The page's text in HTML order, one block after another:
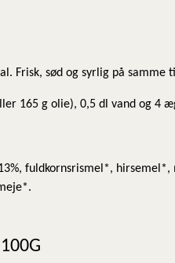
Frisk, sød og syrlig på
165 g olie), 0,5 dl vand og 4
fuldkornsrismel*,